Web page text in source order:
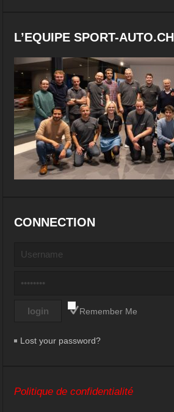
L’EQUIPE SPORT-AUTO.CH
CONNECTION
Remember Me
Lost your password?
Politique de confidentialité